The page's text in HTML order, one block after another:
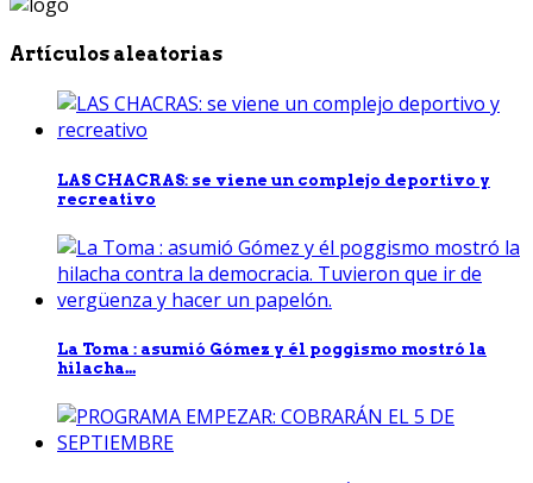
Artículos aleatorias
LAS CHACRAS: se viene un complejo deportivo y
recreativo
La Toma : asumió Gómez y él poggismo mostró la
hilacha...